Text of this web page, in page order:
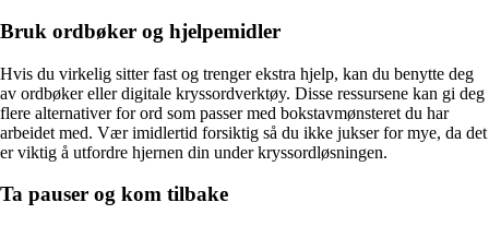
Bruk ordbøker og hjelpemidler
Hvis du virkelig sitter fast og trenger ekstra hjelp, kan du benytte deg
av ordbøker eller digitale kryssordverktøy. Disse ressursene kan gi deg
flere alternativer for ord som passer med bokstavmønsteret du har
arbeidet med. Vær imidlertid forsiktig så du ikke jukser for mye, da det
er viktig å utfordre hjernen din under kryssordløsningen.
Ta pauser og kom tilbake